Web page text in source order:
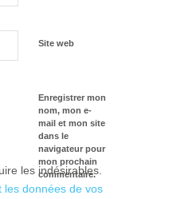
Site web
Enregistrer mon
nom, mon e-
mail et mon site
dans le
navigateur pour
mon prochain
commentaire.
les indésirables.
les données de vos